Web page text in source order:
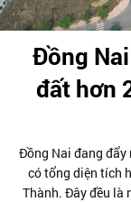
Đồng
đất hơn
Đồng Nai đang đẩy
có tổng diện tích
Thành. Đây đều là